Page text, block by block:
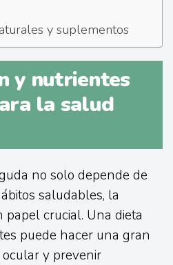
y suplementos
y nutrientes
la salud
no solo depende de
saludables, la
crucial. Una dieta
puede hacer una gran
y prevenir